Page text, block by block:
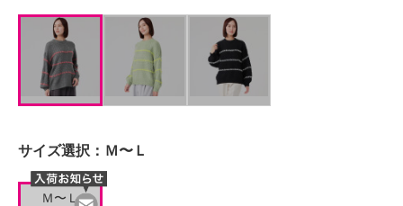
サイズ選択： Ｍ〜Ｌ
Ｍ〜Ｌ